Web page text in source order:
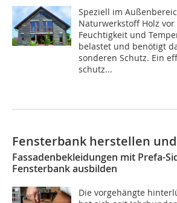
Speziell im
Naturwerkstoff Holz
Feuchtigkeit und
belastet und benötigt
sonderen Schutz. Ein
schutz...
Fensterbank herstellen
Fassadenbekleidungen mit Prefa-
Fensterbank ausbilden
Die vorgehängte